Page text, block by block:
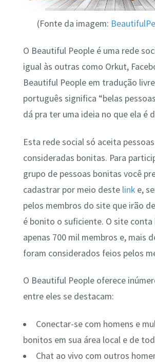
(Fonte da imagem:
O Beautiful People é uma rede
igual às outras como Orkut,
Beautiful People em tradução
português significa “belas
dá pra ter uma ideia no que ela é
Esta rede social só aceita pessoas
consideradas bonitas. Para
grupo de pessoas bonitas você
cadastrar por meio deste linke,
pelos membros do site que irão
é bonito o suficiente. O site conta
apenas 700 mil membros e, mais
foram considerados feios pelos
O Beautiful People oferece
entre eles se destacam:
Conectar-se com homens e
bonitos em sua área local e de
Chat ao vivo com outros